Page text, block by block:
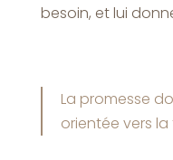
besoin, et lui
La promesse
orientée vers